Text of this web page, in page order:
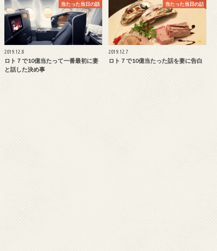
当たった当日の話
2019.12.8
ロト７で10億当たって一番最初に妻
と話した決め事
当たった当日の話
2019.12.7
ロト７で10億当たった話を妻に告白